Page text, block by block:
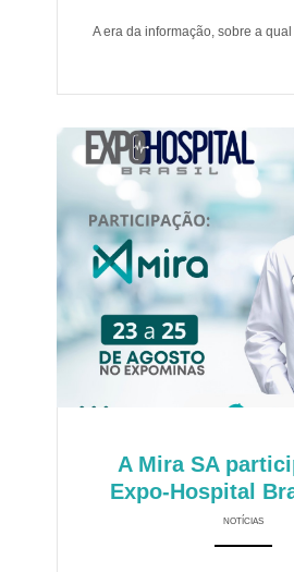
A era da informação, sobre a
A Mira SA
Expo-Hospital
NOTÍCIAS